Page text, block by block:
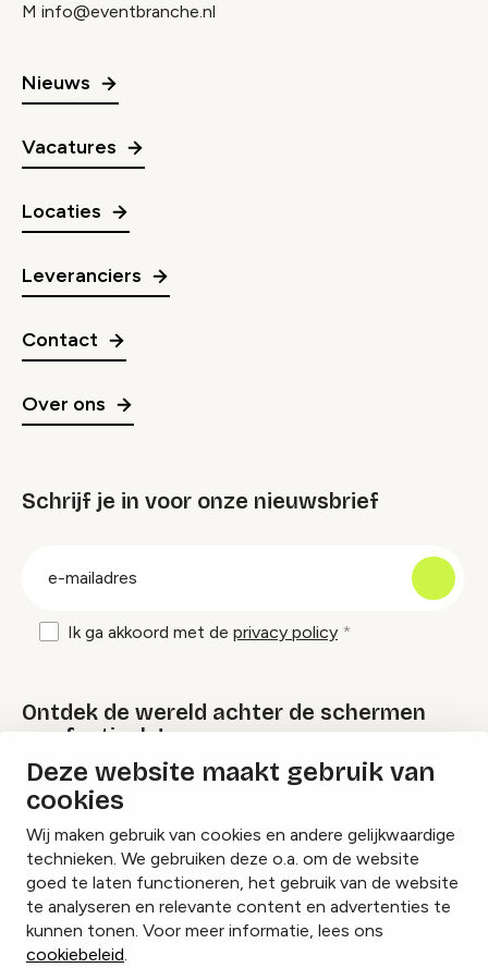
Deze website maakt gebruik van
cookies
Wij maken gebruik van cookies en andere gelijkwaardige
technieken. We gebruiken deze o.a. om de website
goed te laten functioneren, het gebruik van de website
te analyseren en relevante content en advertenties te
kunnen tonen. Voor meer informatie, lees ons
cookiebeleid.
M info@eventbranche.nl
Nieuws
Vacatures
Locaties
Leveranciers
Contact
Over ons
Schrijf je in voor onze nieuwsbrief
Ik ga akkoord met de privacy policy
Ontdek de wereld achter de schermen
van festivals!
Lees onze Festival Specials
InstagramFacebookLinkedIn